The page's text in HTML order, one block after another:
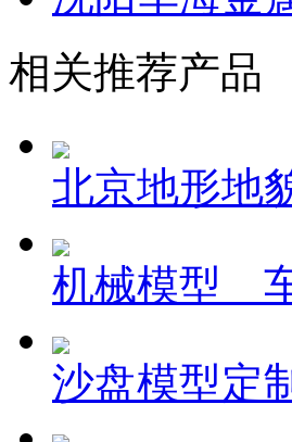
沈阳华海金
相关推荐产品
北京地形地
机械模型
沙盘模型定